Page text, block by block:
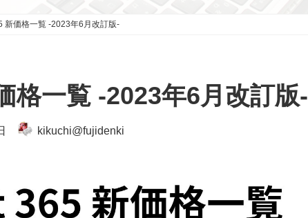
新価格一覧 -2023年6月改訂版-
格一覧 -2023年6月改訂版-
kikuchi@fujidenki